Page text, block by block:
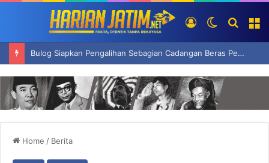
Search
for
Switch
skin
Log
In
Perkuat Hak Korban HAM Berat, Komnas HAM Usul Badan Khusus
Home / Berita